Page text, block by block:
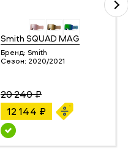
Smith SQUAD MAG
Бренд: Smith
Сезон: 2020/2021
20 240 ₽
12 144 ₽